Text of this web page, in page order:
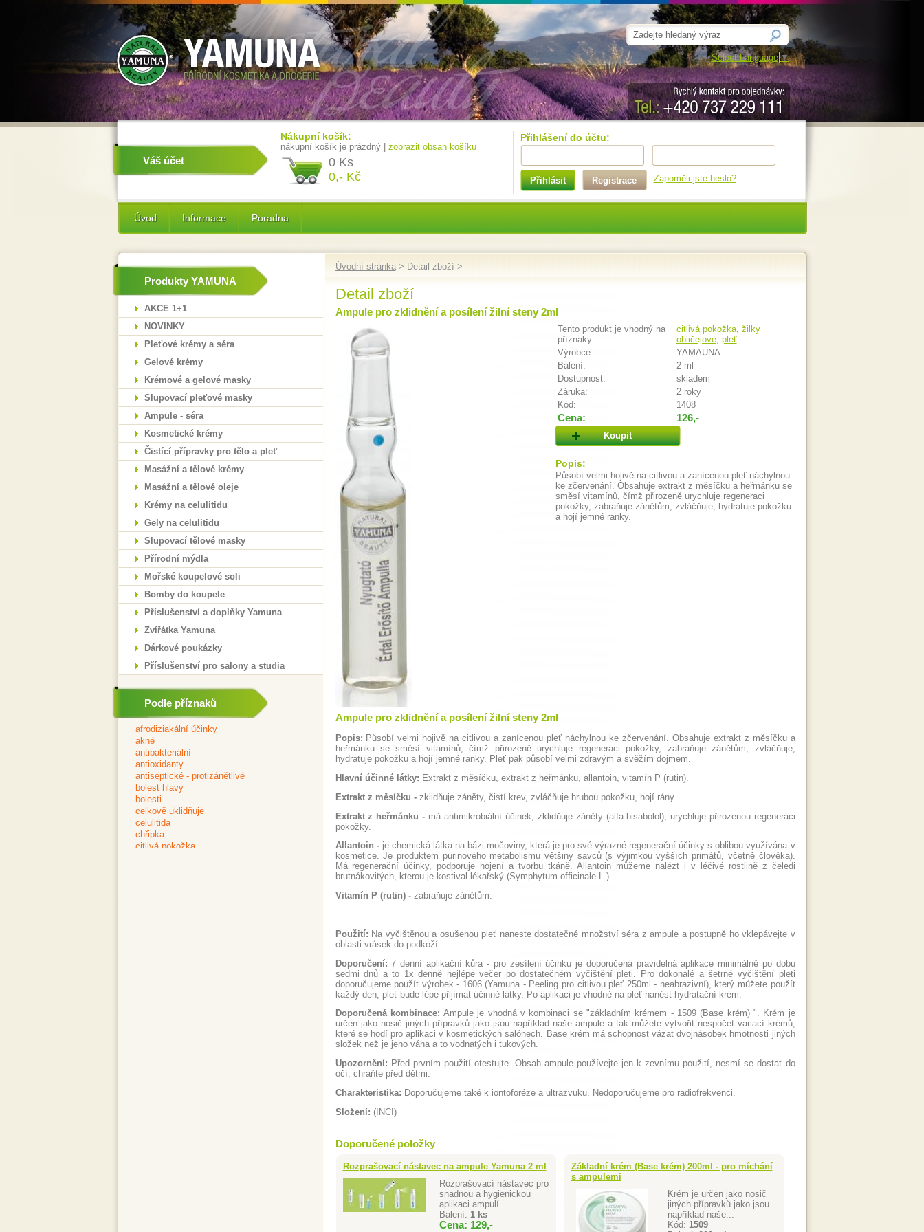
Select Language ▼
Přihlášení do účtu:
Přihlásit Registrace Zapoměli jste heslo?
Váš účet
Nákupní košík:
nákupní košík je prázdný | zobrazit obsah košíku
0 Ks
0,- Kč
Úvod Informace Poradna
Produkty YAMUNA
AKCE 1+1
NOVINKY
Pleťové krémy a séra
Gelové krémy
Krémové a gelové masky
Slupovací pleťové masky
Ampule - séra
Kosmetické krémy
Čistící přípravky pro tělo a pleť
Masážní a tělové krémy
Masážní a tělové oleje
Krémy na celulitidu
Gely na celulitidu
Slupovací tělové masky
Přírodní mýdla
Mořské koupelové soli
Bomby do koupele
Příslušenství a doplňky Yamuna
Zvířátka Yamuna
Dárkové poukázky
Příslušenství pro salony a studia
Podle příznaků
Úvodní stránka> Detail zboží >
Detail zboží
Ampule pro zklidnění a posílení žilní steny 2ml
Tento produkt je vhodný na
příznaky:
citlivá pokožka, žilky
obličejové, pleť
Výrobce:
YAMAUNA -
Balení:
2 ml
Dostupnost:
skladem
Záruka:
2 roky
Kód:
1408
Cena: 126,-
Koupit
Popis:
Působí velmi hojivě na citlivou a zanícenou pleť náchylnou
ke zčervenání. Obsahuje extrakt z měsíčku a heřmánku se
směsí vitamínů, čímž přirozeně urychluje regeneraci
pokožky, zabraňuje zánětům, zvláčňuje, hydratuje pokožku
a hojí jemné ranky.
Ampule pro zklidnění a posílení žilní steny 2ml
Popis: Působí velmi hojivě na citlivou a zanícenou pleť náchylnou ke zčervenání. Obsahuje extrakt z měsíčku a
heřmánku se směsí vitamínů, čímž přirozeně urychluje regeneraci pokožky, zabraňuje zánětům, zvláčňuje,
hydratuje pokožku a hojí jemné ranky. Pleť pak působí velmi zdravým a svěžím dojmem.
Hlavní účinné látky: Extrakt z měsíčku, extrakt z heřmánku, allantoin, vitamín P (rutin).
Extrakt z měsíčku - zklidňuje záněty, čistí krev, zvláčňuje hrubou pokožku, hojí rány.
Extrakt z heřmánku - má antimikrobiální účinek, zklidňuje záněty (alfa-bisabolol), urychluje přirozenou regeneraci
pokožky.
Allantoin - je chemická látka na bázi močoviny, která je pro své výrazné regenerační účinky s oblibou využívána v
kosmetice. Je produktem purinového metabolismu většiny savců (s výjimkou vyšších primátů, včetně člověka).
Má regenerační účinky, podporuje hojení a tvorbu tkáně. Allantoin můžeme nalézt i v léčivé rostlině z čeledi
brutnákovitých, kterou je kostival lékařský (Symphytum officinale L.).
Vitamín P (rutin) - zabraňuje zánětům.
Použití: Na vyčištěnou a osušenou pleť naneste dostatečné množství séra z ampule a postupně ho vklepávejte v
oblasti vrásek do podkoží.
Doporučení: 7 denní aplikační kůra - pro zesílení účinku je doporučená pravidelná aplikace minimálně po dobu
sedmi dnů a to 1x denně nejlépe večer po dostatečném vyčištění pleti. Pro dokonalé a šetrné vyčištění pleti
doporučujeme použít výrobek - 1606 (Yamuna - Peeling pro citlivou pleť 250ml - neabrazivní), který můžete použít
každý den, pleť bude lépe přijímat účinné látky. Po aplikaci je vhodné na pleť nanést hydratační krém.
Doporučená kombinace:Ampule je vhodná v kombinaci se "základním krémem - 1509 (Base krém) ". Krém je
určen jako nosič jiných přípravků jako jsou například naše ampule a tak můžete vytvořit nespočet variací krémů,
které se hodí pro aplikaci v kosmetických salónech. Base krém má schopnost vázat dvojnásobek hmotnosti jiných
složek než je jeho váha a to vodnatých i tukových.
Upozornění: Před prvním použití otestujte. Obsah ampule používejte jen k zevnímu použití, nesmí se dostat do
očí, chraňte před dětmi.
Charakteristika: Doporučujeme také k iontoforéze a ultrazvuku. Nedoporučujeme pro radiofrekvenci.
Složení: (INCI)
Doporučené položky
Rozprašovací nástavec na ampule Yamuna 2 ml
Rozprašovací nástavec pro
snadnou a hygienickou
aplikaci ampulí...
Balení: 1 ks
Cena: 129,-
Základní krém (Base krém) 200ml - pro míchání
s ampulemi
Krém je určen jako nosič
jiných přípravků jako jsou
například naše...
Kód: 1509